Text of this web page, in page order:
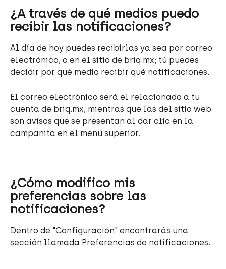
¿A través de qué medios puedo
recibir las notificaciones?
Al día de hoy puedes recibirlas ya sea por correo
electrónico, o en el sitio de briq.mx; tú puedes
decidir por qué medio recibir qué notificaciones.
El correo electrónico será el relacionado a tu
cuenta de briq.mx, mientras que las del sitio web
son avisos que se presentan al dar clic en la
campanita en el menú superior.
¿Cómo modifico mis
preferencias sobre las
notificaciones?
Dentro de "Configuración" encontrarás una
sección llamada Preferencias de notificaciones.